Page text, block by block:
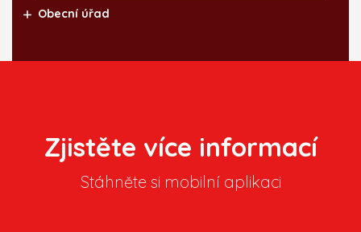
Obecní úřad
Zjistěte více informací
Stáhněte si mobilní aplikaci